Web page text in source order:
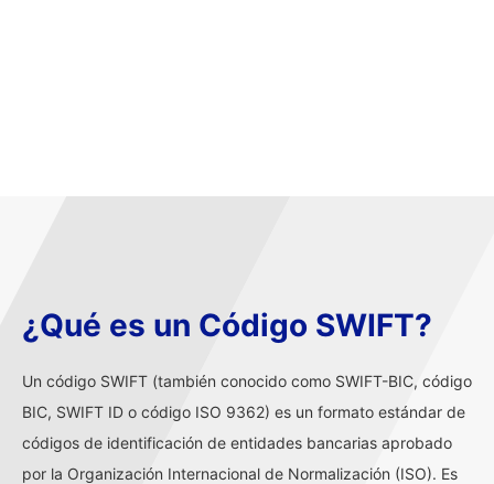
¿Qué es un Código SWIFT?
Un código SWIFT (también conocido como SWIFT-BIC, código
BIC, SWIFT ID o código ISO 9362) es un formato estándar de
códigos de identificación de entidades bancarias aprobado
por la Organización Internacional de Normalización (ISO). Es